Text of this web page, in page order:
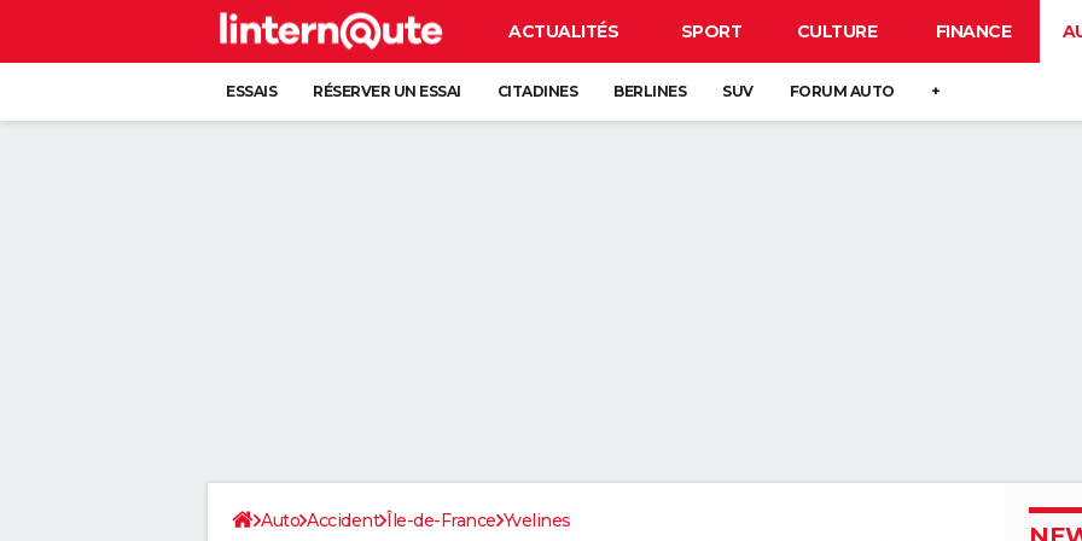
ACTUALITÉS SPORT CULTURE FINANCE
ESSAIS RÉSERVER UN ESSAI CITADINES BERLINES SUV FORUM AUTO +
Auto Accident Île-de-France Yvelines